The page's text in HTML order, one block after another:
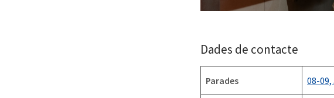
Dades de contacte
Parades 08-09,